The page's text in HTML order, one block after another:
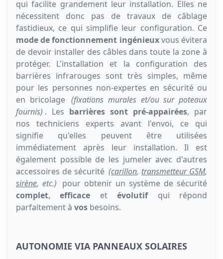
qui facilite grandement leur installation. Elles ne
nécessitent donc pas de travaux de câblage
fastidieux, ce qui simplifie leur configuration. Ce
mode de fonctionnement ingénieuxvous évitera
de devoir installer des câbles dans toute la zone à
protéger. L'installation et la configuration des
barrières infrarouges sont très simples, même
pour les personnes non-expertes en sécurité ou
en bricolage (fixations murales et/ou sur poteaux
fournis) . Les barrières sont pré-appairées, par
nos techniciens experts avant l'envoi, ce qui
signifie qu'elles peuvent être utilisées
immédiatement après leur installation. Il est
également possible de les jumeler avec d'autres
accessoires de sécurité (carillon, transmetteur GSM,
sirène, etc.) pour obtenir un système de sécurité
complet,efficace etévolutifqui répond
parfaitement à vos besoins.
AUTONOMIE VIA PANNEAUX SOLAIRES